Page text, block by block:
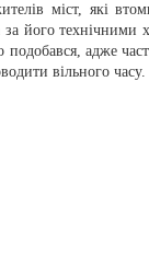
міст, які
його технічними
подобався, адже
вільного